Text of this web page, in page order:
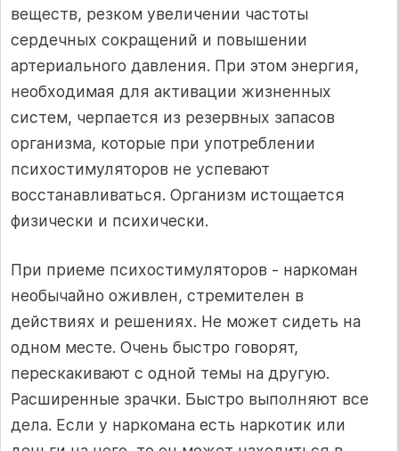
веществ, резком увеличении частоты
сердечных сокращений и повышении
артериального давления. При этом энергия,
необходимая для активации жизненных
систем, черпается из резервных запасов
организма, которые при употреблении
психостимуляторов не успевают
восстанавливаться. Организм истощается
физически и психически.
При приеме психостимуляторов - наркоман
необычайно оживлен, стремителен в
действиях и решениях. Не может сидеть на
одном месте. Очень быстро говорят,
перескакивают с одной темы на другую.
Расширенные зрачки. Быстро выполняют все
дела. Если у наркомана есть наркотик или